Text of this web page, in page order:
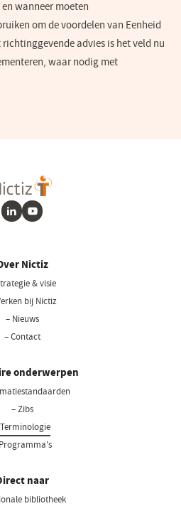
wanneer moeten
om de voordelen van Eenheid
advies is het veld nu
waar nodig met
LinkedInYoutube
Nictiz
& visie
bij Nictiz
– Nieuws
– Contact
onderwerpen
– Zibs
naar
bibliotheek(opent